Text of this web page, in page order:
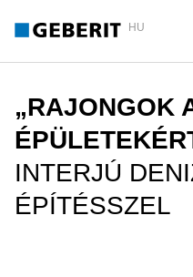
HU
„RAJONGOK
INTERJÚ
ÉPÍTÉSSZEL